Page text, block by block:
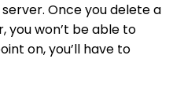
Once you delete a
you won’t be able to
on, you’ll have to